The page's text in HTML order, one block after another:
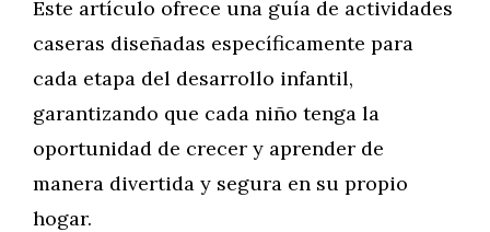
Este artículo ofrece una guía de actividades
caseras diseñadas específicamente para
cada etapa del desarrollo infantil,
garantizando que cada niño tenga la
oportunidad de crecer y aprender de
manera divertida y segura en su propio
hogar.